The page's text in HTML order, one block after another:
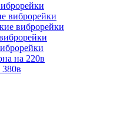
виброрейки
виброрейки
на 220в